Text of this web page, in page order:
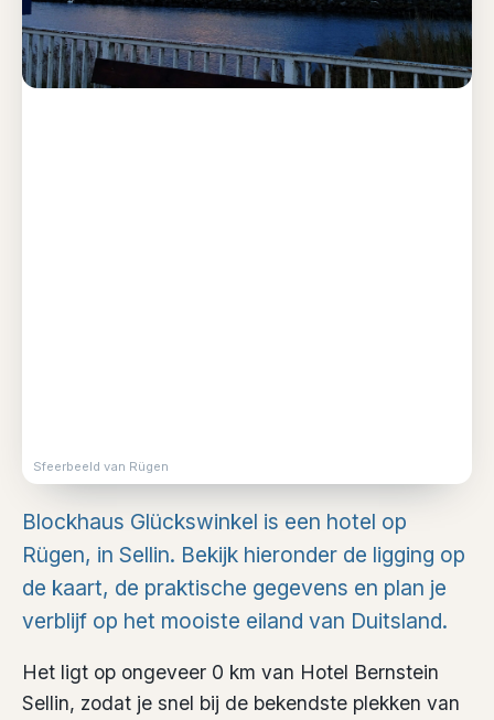
Sfeerbeeld van Rügen
Blockhaus Glückswinkel is een hotel op
Rügen, in Sellin. Bekijk hieronder de ligging op
de kaart, de praktische gegevens en plan je
verblijf op het mooiste eiland van Duitsland.
Het ligt op ongeveer 0 km van Hotel Bernstein
Sellin, zodat je snel bij de bekendste plekken van